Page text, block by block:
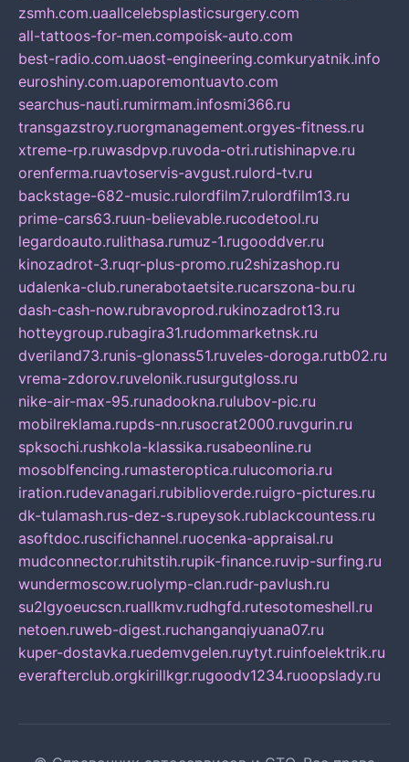
zsmh.com.uaallcelebsplasticsurgery.com
all-tattoos-for-men.compoisk-auto.com
best-radio.com.uaost-engineering.comkuryatnik.info
euroshiny.com.uaporemontuavto.com
searchus-nauti.rumirmam.infosmi366.ru
transgazstroy.ruorgmanagement.orgyes-fitness.ru
xtreme-rp.ruwasdpvp.ruvoda-otri.rutishinapve.ru
orenferma.ruavtoservis-avgust.rulord-tv.ru
backstage-682-music.rulordfilm7.rulordfilm13.ru
prime-cars63.ruun-believable.rucodetool.ru
legardoauto.rulithasa.rumuz-1.rugooddver.ru
kinozadrot-3.ruqr-plus-promo.ru2shizashop.ru
udalenka-club.runerabotaetsite.rucarszona-bu.ru
dash-cash-now.rubravoprod.rukinozadrot13.ru
hotteygroup.rubagira31.rudommarketnsk.ru
dveriland73.runis-glonass51.ruveles-doroga.rutb02.ru
vrema-zdorov.ruvelonik.rusurgutgloss.ru
nike-air-max-95.runadookna.rulubov-pic.ru
mobilreklama.rupds-nn.rusocrat2000.ruvgurin.ru
spksochi.rushkola-klassika.rusabeonline.ru
mosoblfencing.rumasteroptica.rulucomoria.ru
iration.rudevanagari.rubiblioverde.ruigro-pictures.ru
dk-tulamash.rus-dez-s.rupeysok.rublackcountess.ru
asoftdoc.ruscifichannel.ruocenka-appraisal.ru
mudconnector.ruhitstih.rupik-finance.ruvip-surfing.ru
wundermoscow.ruolymp-clan.rudr-pavlush.ru
su2lgyoeucscn.ruallkmv.rudhgfd.rutesotomeshell.ru
netoen.ruweb-digest.ruchanganqiyuana07.ru
kuper-dostavka.ruedemvgelen.ruytyt.ruinfoelektrik.ru
everafterclub.orgkirillkgr.rugoodv1234.ruoopslady.ru